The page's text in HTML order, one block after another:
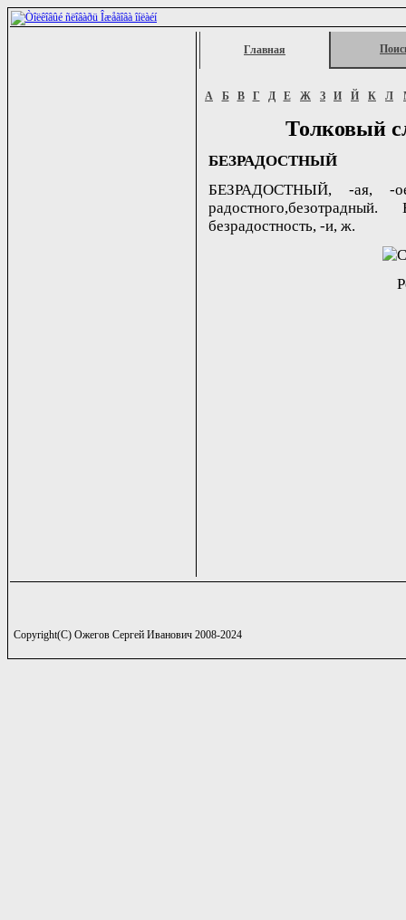
Главная
А Б В Г Д Е Ж З И Й К Л
Толковый
БЕЗРАДОСТНЫЙ
БЕЗРАДОСТНЫЙ, -ая, -
безрадостность, -и, ж.
Copyright(C) Ожегов Сергей Иванович 2008-2024